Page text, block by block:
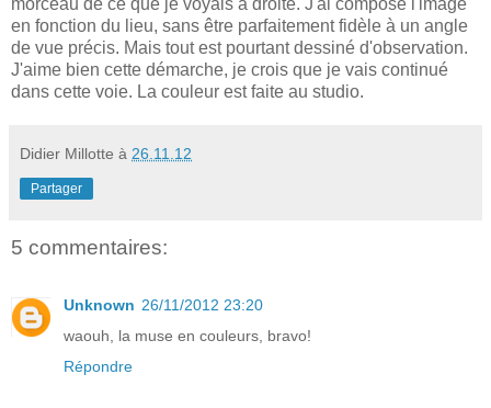
morceau de ce que je voyais à droite. J'ai composé l'image
en fonction du lieu, sans être parfaitement fidèle à un angle
de vue précis. Mais tout est pourtant dessiné d'observation.
J'aime bien cette démarche, je crois que je vais continué
dans cette voie. La couleur est faite au studio.
Didier Millotte à 26.11.12
Partager
5 commentaires:
Unknown 26/11/2012 23:20
waouh, la muse en couleurs, bravo!
Répondre